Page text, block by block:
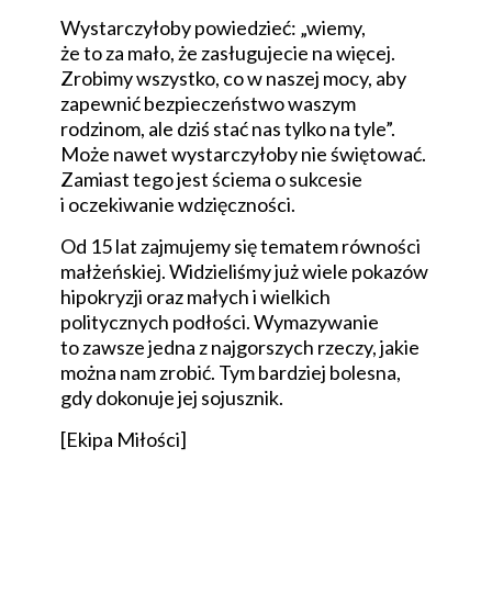
Wystarczyłoby powiedzieć: „wiemy,
że to za mało, że zasługujecie na więcej.
Zrobimy wszystko, co w naszej mocy, aby
zapewnić bezpieczeństwo waszym
rodzinom, ale dziś stać nas tylko na tyle”.
Może nawet wystarczyłoby nie świętować.
Zamiast tego jest ściema o sukcesie
i oczekiwanie wdzięczności.
Od 15 lat zajmujemy się tematem równości
małżeńskiej. Widzieliśmy już wiele pokazów
hipokryzji oraz małych i wielkich
politycznych podłości. Wymazywanie
to zawsze jedna z najgorszych rzeczy, jakie
można nam zrobić. Tym bardziej bolesna,
gdy dokonuje jej sojusznik.
[Ekipa Miłości]